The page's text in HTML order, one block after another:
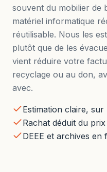
souvent du mobilier de
matériel informatique
réutilisable. Nous les
plutôt que de les
vient réduire votre
recyclage ou au don,
avec.
Estimation claire, sur
Rachat déduit du
DEEE et archives en